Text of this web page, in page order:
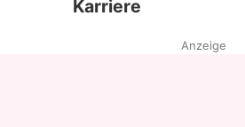
Karriere
Anzeige